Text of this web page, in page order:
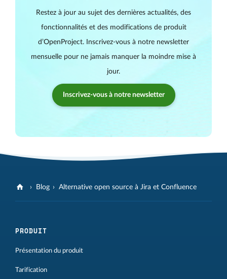
Restez à jour au sujet des dernières actualités, des
fonctionnalités et des modifications de produit
d’OpenProject. Inscrivez-vous à notre newsletter
mensuelle pour ne jamais manquer la moindre mise à
jour.
Inscrivez-vous à notre newsletter
Blog Alternative open source à Jira et Confluence
PRODUIT
Présentation du produit
Tarification